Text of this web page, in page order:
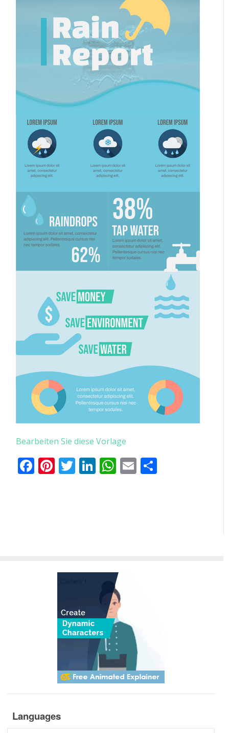
Bearbeiten Sie diese Vorlage
Facebook
Pinterest
Twitter
LinkedIn
WhatsApp
Email
Languages